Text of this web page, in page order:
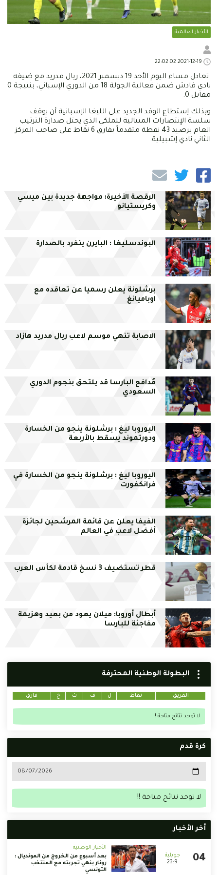
الأخبار العالمية
تعادل مساء اليوم الأحد 19 ديسمبر 2021، ريال مدريد مع ضيفه
نادي قادش ضمن فعالية الجولة 18 من الدوري الإسباني، بنتيجة 0
مقابل 0.
وبذلك إستطاع الوفد الجديد على الليغا الإسبانية أن يوقف
سلسة الإنتصارات المتتالية للملكي الذي يحتل صدارة الترتيب
العام برصيد 43 نقطة متقدماً بفارق 6 نقاط على صاحب المركز
الثاني نادي إشبيلية.
الرقصة الأخيرة: مواجهة جديدة بين ميسي
وكريستيانو
البوندسليغا : البايرن ينفرد بالصدارة
برشلونة يعلن رسميا عن تعاقده مع
اوباميانغ
الاصابة تنهي موسم لاعب ريال مدريد هازاد
مُدافع البارسا قد يلتحق بنجوم الدوري
السعودي
اليوروبا ليغ : برشلونة ينجو من الخسارة
ودورتموند يسقط بالأربعة
اليوروبا ليغ : برشلونة ينجو من الخسارة في
فرانكفورت
الفيفا يعلن عن قائمة المرشحين لجائزة
أفضل لاعب في العالم
قطر تستضيف 3 نسخ قادمة لكأس العرب
أبطال أوروبا: ميلان يعود من بعيد وهزيمة
مفاجئة للبارسا
البطولة الوطنية المحترفة
الفريق نقاط ل ف ت خ فارق
لا توجد نتائج متاحة !!
كرة قدم
لا توجد نتائج متاحة !!
أخر الأخبار
23:9
الأخبار الوطنية
بعد أسبوع من الخروج من المونديال :
رونار ينهي تجربته مع المنتخب
التونسي